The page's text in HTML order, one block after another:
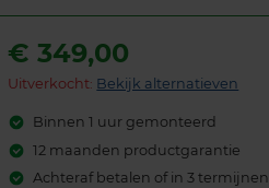
€349,00
Uitverkocht: Bekijk alternatieven
Binnen 1 uur gemonteerd
12 maanden productgarantie
Achteraf betalen of in 3 termijnen